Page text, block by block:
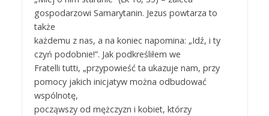
gospodarzowi Samarytanin. Jezus powtarza to
także
każdemu z nas, a na koniec napomina: „Idź, i ty
czyń podobnie!”. Jak podkreśliłem we
Fratelli tutti, „przypowieść ta ukazuje nam, przy
pomocy jakich inicjatyw można odbudować
wspólnotę,
począwszy od mężczyzn i kobiet, którzy